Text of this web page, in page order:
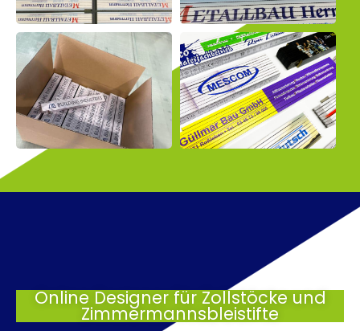
Online Designer für Zollstöcke und
Zimmermannsbleistifte